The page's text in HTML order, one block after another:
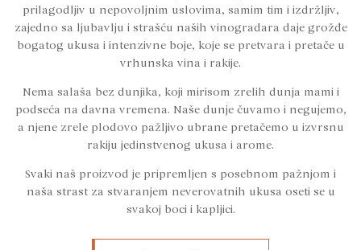
prilagodljiv u nepovoljnim uslovima, samim tim i izdržljiv,
zajedno sa ljubavlju i strašću naših vinogradara daje grožđe
bogatog ukusa i intenzivne boje, koje se pretvara i pretače u
vrhunska vina i rakije.
Nema salaša bez dunjika, koji mirisom zrelih dunja mami i
podseća na davna vremena. Naše dunje čuvamo i negujemo,
a njene zrele plodovo pažljivo ubrane pretačemo u izvrsnu
rakiju jedinstvenog ukusa i arome.
Svaki naš proizvod je pripremljen s posebnom pažnjom i
naša strast za stvaranjem neverovatnih ukusa oseti se u
svakoj boci i kapljici.